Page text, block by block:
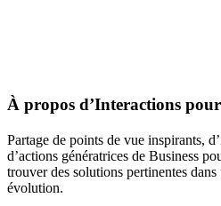
À propos d’Interactions
Partage de points de vue inspirants,
d’actions génératrices de Business
trouver des solutions pertinentes
évolution.